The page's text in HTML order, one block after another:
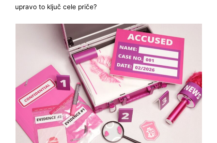
upravo to ključ cele priče?